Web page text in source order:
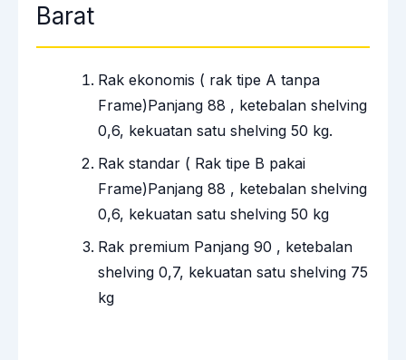
Barat
Rak ekonomis ( rak tipe A tanpa
Frame)Panjang 88 , ketebalan shelving
0,6, kekuatan satu shelving 50 kg.
Rak standar ( Rak tipe B pakai
Frame)Panjang 88 , ketebalan shelving
0,6, kekuatan satu shelving 50 kg
Rak premium Panjang 90 , ketebalan
shelving 0,7, kekuatan satu shelving 75
kg